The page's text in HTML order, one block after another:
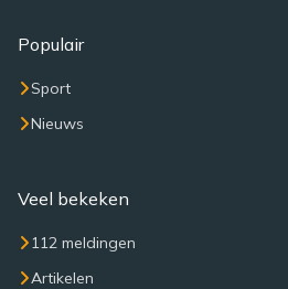
Populair
Sport
Nieuws
Veel bekeken
112 meldingen
Artikelen